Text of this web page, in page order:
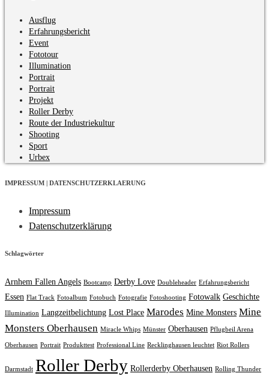
Ausflug
Erfahrungsbericht
Event
Fototour
Illumination
Portrait
Portrait
Projekt
Roller Derby
Route der Industriekultur
Shooting
Sport
Urbex
IMPRESSUM | DATENSCHUTZERKLAERUNG
Impressum
Datenschutzerklärung
Schlagwörter
Arnhem Fallen Angels Bootcamp Derby Love Doubleheader Erfahrungsbericht
Essen Flat Track Fotoalbum Fotobuch Fotografie Fotoshooting Fotowalk Geschichte
Illumination Langzeitbelichtung Lost Place Marodes Mine Monsters Mine
Monsters Oberhausen Miracle Whips Münster Oberhausen Pflugbeil Arena
Oberhausen Portrait Produkttest Professional Line Recklinghausen leuchtet Riot Rollers
Darmstadt Roller Derby Rollerderby Oberhausen Rolling Thunder